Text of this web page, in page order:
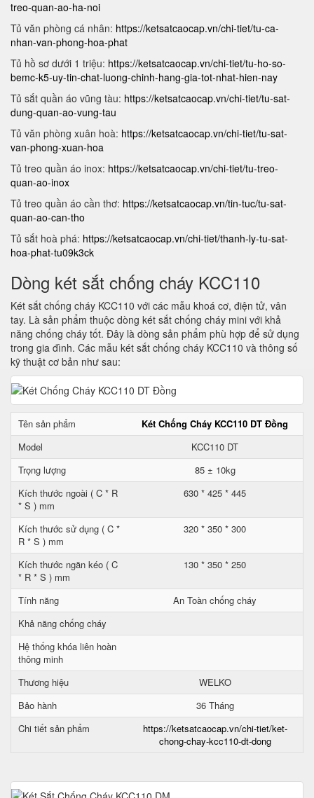
treo-quan-ao-ha-noi
Tủ văn phòng cá nhân: https://ketsatcaocap.vn/chi-tiet/tu-ca-
nhan-van-phong-hoa-phat
Tủ hồ sơ dưới 1 triệu: https://ketsatcaocap.vn/chi-tiet/tu-ho-so-
bemc-k5-uy-tin-chat-luong-chinh-hang-gia-tot-nhat-hien-nay
Tủ sắt quần áo vũng tàu: https://ketsatcaocap.vn/chi-tiet/tu-sat-
dung-quan-ao-vung-tau
Tủ văn phòng xuân hoà: https://ketsatcaocap.vn/chi-tiet/tu-sat-
van-phong-xuan-hoa
Tủ treo quần áo inox: https://ketsatcaocap.vn/chi-tiet/tu-treo-
quan-ao-inox
Tủ treo quần áo cần thơ: https://ketsatcaocap.vn/tin-tuc/tu-sat-
quan-ao-can-tho
Tủ sắt hoà phá: https://ketsatcaocap.vn/chi-tiet/thanh-ly-tu-sat-
hoa-phat-tu09k3ck
Dòng két sắt chống cháy KCC110
Két sắt chống cháy KCC110 với các mẫu khoá cơ, điện tử, vân
tay. Là sản phẩm thuộc dòng két sắt chống cháy mini với khả
năng chống cháy tốt. Đây là dòng sản phẩm phù hợp để sử dụng
trong gia đình. Các mẫu két sắt chống cháy KCC110 và thông số
kỹ thuật cơ bản như sau:
Tên sản phẩm
Két Chống Cháy KCC110 DT Đồng
Model
KCC110 DT
Trọng lượng
85 ± 10kg
Kích thước ngoài ( C * R
* S ) mm
630 * 425 * 445
Kích thước sử dụng ( C *
R * S ) mm
320 * 350 * 300
Kích thước ngăn kéo ( C
* R * S ) mm
130 * 350 * 250
Tính năng
An Toàn chống cháy
Khả năng chống cháy
Hệ thống khóa liên hoàn
thông minh
Thương hiệu
WELKO
Bảo hành
36 Tháng
Chi tiết sản phẩm
https://ketsatcaocap.vn/chi-tiet/ket-
chong-chay-kcc110-dt-dong